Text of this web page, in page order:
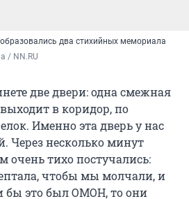
два стихийных мемориала
/ NN.RU
две двери: одна смежная
в коридор, по
Именно эта дверь у нас
Через несколько минут
очень тихо постучались:
чтобы мы молчали, и
бы это был ОМОН, то они